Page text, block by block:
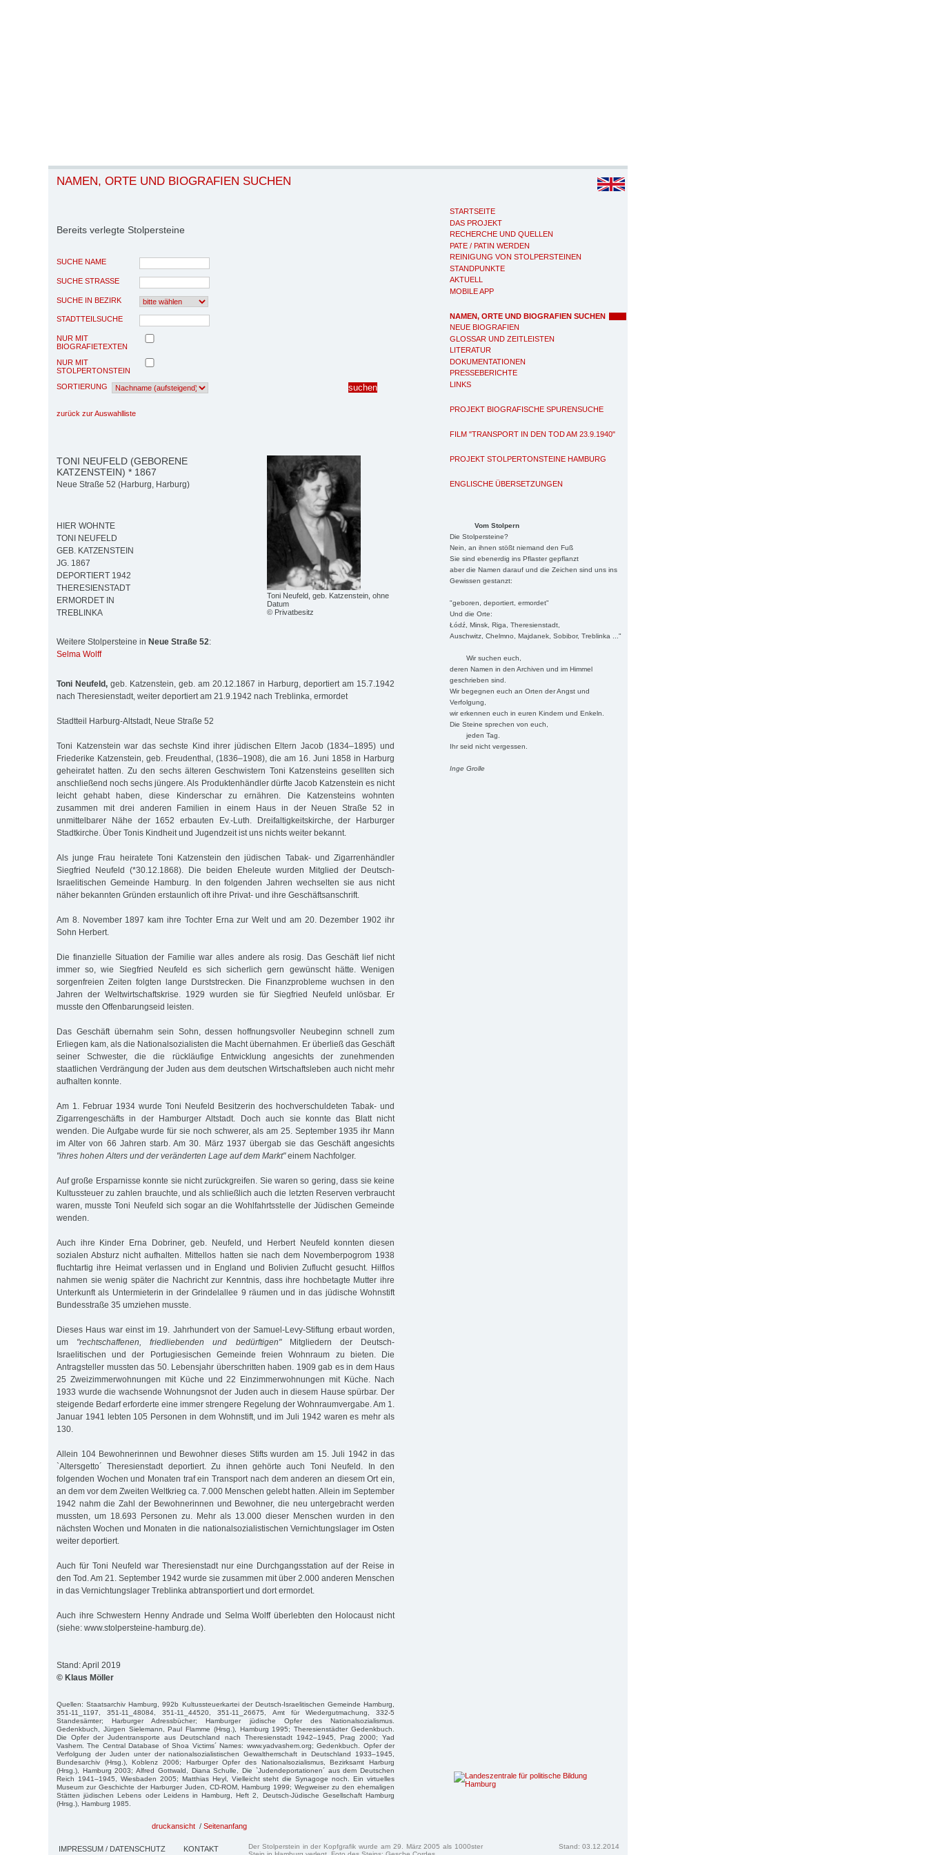
STARTSEITE
DAS PROJEKT
RECHERCHE UND QUELLEN
PATE / PATIN WERDEN
REINIGUNG VON STOLPERSTEINEN
STANDPUNKTE
AKTUELL
MOBILE APP
NAMEN, ORTE UND BIOGRAFIEN SUCHEN
NEUE BIOGRAFIEN
GLOSSAR UND ZEITLEISTEN
LITERATUR
DOKUMENTATIONEN
PRESSEBERICHTE
LINKS
PROJEKT BIOGRAFISCHE SPURENSUCHE
FILM "TRANSPORT IN DEN TOD AM 23.9.1940"
PROJEKT STOLPERTONSTEINE HAMBURG
ENGLISCHE ÜBERSETZUNGEN
Vom Stolpern
Die Stolpersteine?
Nein, an ihnen stößt niemand den Fuß
Sie sind ebenerdig ins Pflaster gepflanzt
aber die Namen darauf und die Zeichen sind uns ins
Gewissen gestanzt:
"geboren, deportiert, ermordet"
Und die Orte:
Łódź, Minsk, Riga, Theresienstadt,
Auschwitz, Chelmno, Majdanek, Sobibor, Treblinka ..."
Wir suchen euch,
deren Namen in den Archiven und im Himmel
geschrieben sind.
Wir begegnen euch an Orten der Angst und
Verfolgung,
wir erkennen euch in euren Kindern und Enkeln.
Die Steine sprechen von euch,
jeden Tag.
Ihr seid nicht vergessen.
Inge Grolle
NAMEN, ORTE UND BIOGRAFIEN SUCHEN
Bereits verlegte Stolpersteine
SUCHE NAME
SUCHE STRASSE
SUCHE IN BEZIRK
STADTTEILSUCHE
NUR MIT
BIOGRAFIETEXTEN
NUR MIT
STOLPERTONSTEIN
SORTIERUNG
zurück zur Auswahlliste
Toni Neufeld, geb. Katzenstein, ohne
Datum
© Privatbesitz
TONI NEUFELD (GEBORENE
KATZENSTEIN) * 1867
Neue Straße 52 (Harburg, Harburg)
HIER WOHNTE
TONI NEUFELD
GEB. KATZENSTEIN
JG. 1867
DEPORTIERT 1942
THERESIENSTADT
ERMORDET IN
TREBLINKA
Weitere Stolpersteine in Neue Straße 52:
Selma Wolff
Toni Neufeld, geb. Katzenstein, geb. am 20.12.1867 in Harburg, deportiert am 15.7.1942
nach Theresienstadt, weiter deportiert am 21.9.1942 nach Treblinka, ermordet
Stadtteil Harburg-Altstadt, Neue Straße 52
Toni Katzenstein war das sechste Kind ihrer jüdischen Eltern Jacob (1834–1895) und
Friederike Katzenstein, geb. Freudenthal, (1836–1908), die am 16. Juni 1858 in Harburg
geheiratet hatten. Zu den sechs älteren Geschwistern Toni Katzensteins gesellten sich
anschließend noch sechs jüngere. Als Produktenhändler dürfte Jacob Katzenstein es nicht
leicht gehabt haben, diese Kinderschar zu ernähren. Die Katzensteins wohnten
zusammen mit drei anderen Familien in einem Haus in der Neuen Straße 52 in
unmittelbarer Nähe der 1652 erbauten Ev.-Luth. Dreifaltigkeitskirche, der Harburger
Stadtkirche. Über Tonis Kindheit und Jugendzeit ist uns nichts weiter bekannt.
Als junge Frau heiratete Toni Katzenstein den jüdischen Tabak- und Zigarrenhändler
Siegfried Neufeld (*30.12.1868). Die beiden Eheleute wurden Mitglied der Deutsch-
Israelitischen Gemeinde Hamburg. In den folgenden Jahren wechselten sie aus nicht
näher bekannten Gründen erstaunlich oft ihre Privat- und ihre Geschäftsanschrift.
Am 8. November 1897 kam ihre Tochter Erna zur Welt und am 20. Dezember 1902 ihr
Sohn Herbert.
Die finanzielle Situation der Familie war alles andere als rosig. Das Geschäft lief nicht
immer so, wie Siegfried Neufeld es sich sicherlich gern gewünscht hätte. Wenigen
sorgenfreien Zeiten folgten lange Durststrecken. Die Finanzprobleme wuchsen in den
Jahren der Weltwirtschaftskrise. 1929 wurden sie für Siegfried Neufeld unlösbar. Er
musste den Offenbarungseid leisten.
Das Geschäft übernahm sein Sohn, dessen hoffnungsvoller Neubeginn schnell zum
Erliegen kam, als die Nationalsozialisten die Macht übernahmen. Er überließ das Geschäft
seiner Schwester, die die rückläufige Entwicklung angesichts der zunehmenden
staatlichen Verdrängung der Juden aus dem deutschen Wirtschaftsleben auch nicht mehr
aufhalten konnte.
Am 1. Februar 1934 wurde Toni Neufeld Besitzerin des hochverschuldeten Tabak- und
Zigarrengeschäfts in der Hamburger Altstadt. Doch auch sie konnte das Blatt nicht
wenden. Die Aufgabe wurde für sie noch schwerer, als am 25. September 1935 ihr Mann
im Alter von 66 Jahren starb. Am 30. März 1937 übergab sie das Geschäft angesichts
"ihres hohen Alters und der veränderten Lage auf dem Markt"einem Nachfolger.
Auf große Ersparnisse konnte sie nicht zurückgreifen. Sie waren so gering, dass sie keine
Kultussteuer zu zahlen brauchte, und als schließlich auch die letzten Reserven verbraucht
waren, musste Toni Neufeld sich sogar an die Wohlfahrtsstelle der Jüdischen Gemeinde
wenden.
Auch ihre Kinder Erna Dobriner, geb. Neufeld, und Herbert Neufeld konnten diesen
sozialen Absturz nicht aufhalten. Mittellos hatten sie nach dem Novemberpogrom 1938
fluchtartig ihre Heimat verlassen und in England und Bolivien Zuflucht gesucht. Hilflos
nahmen sie wenig später die Nachricht zur Kenntnis, dass ihre hochbetagte Mutter ihre
Unterkunft als Untermieterin in der Grindelallee 9 räumen und in das jüdische Wohnstift
Bundesstraße 35 umziehen musste.
Dieses Haus war einst im 19. Jahrhundert von der Samuel-Levy-Stiftung erbaut worden,
um "rechtschaffenen, friedliebenden und bedürftigen"Mitgliedern der Deutsch-
Israelitischen und der Portugiesischen Gemeinde freien Wohnraum zu bieten. Die
Antragsteller mussten das 50. Lebensjahr überschritten haben. 1909 gab es in dem Haus
25 Zweizimmerwohnungen mit Küche und 22 Einzimmerwohnungen mit Küche. Nach
1933 wurde die wachsende Wohnungsnot der Juden auch in diesem Hause spürbar. Der
steigende Bedarf erforderte eine immer strengere Regelung der Wohnraumvergabe. Am 1.
Januar 1941 lebten 105 Personen in dem Wohnstift, und im Juli 1942 waren es mehr als
130.
Allein 104 Bewohnerinnen und Bewohner dieses Stifts wurden am 15. Juli 1942 in das
`Altersgetto´ Theresienstadt deportiert. Zu ihnen gehörte auch Toni Neufeld. In den
folgenden Wochen und Monaten traf ein Transport nach dem anderen an diesem Ort ein,
an dem vor dem Zweiten Weltkrieg ca. 7.000 Menschen gelebt hatten. Allein im September
1942 nahm die Zahl der Bewohnerinnen und Bewohner, die neu untergebracht werden
mussten, um 18.693 Personen zu. Mehr als 13.000 dieser Menschen wurden in den
nächsten Wochen und Monaten in die nationalsozialistischen Vernichtungslager im Osten
weiter deportiert.
Auch für Toni Neufeld war Theresienstadt nur eine Durchgangsstation auf der Reise in
den Tod. Am 21. September 1942 wurde sie zusammen mit über 2.000 anderen Menschen
in das Vernichtungslager Treblinka abtransportiert und dort ermordet.
Auch ihre Schwestern Henny Andrade und Selma Wolff überlebten den Holocaust nicht
(siehe: www.stolpersteine-hamburg.de).
Stand: April 2019
© Klaus Möller
Quellen: Staatsarchiv Hamburg, 992b Kultussteuerkartei der Deutsch-Israelitischen Gemeinde Hamburg,
351-11_1197, 351-11_48084, 351-11_44520, 351-11_26675, Amt für Wiedergutmachung, 332-5
Standesämter; Harburger Adressbücher; Hamburger jüdische Opfer des Nationalsozialismus.
Gedenkbuch, Jürgen Sielemann, Paul Flamme (Hrsg.), Hamburg 1995; Theresienstädter Gedenkbuch.
Die Opfer der Judentransporte aus Deutschland nach Theresienstadt 1942–1945, Prag 2000; Yad
Vashem. The Central Database of Shoa Victims´ Names: www.yadvashem.org; Gedenkbuch. Opfer der
Verfolgung der Juden unter der nationalsozialistischen Gewaltherrschaft in Deutschland 1933–1945,
Bundesarchiv (Hrsg.), Koblenz 2006; Harburger Opfer des Nationalsozialismus, Bezirksamt Harburg
(Hrsg.), Hamburg 2003; Alfred Gottwald, Diana Schulle, Die `Judendeportationen´ aus dem Deutschen
Reich 1941–1945, Wiesbaden 2005; Matthias Heyl, Vielleicht steht die Synagoge noch. Ein virtuelles
Museum zur Geschichte der Harburger Juden, CD-ROM, Hamburg 1999; Wegweiser zu den ehemaligen
Stätten jüdischen Lebens oder Leidens in Hamburg, Heft 2, Deutsch-Jüdische Gesellschaft Hamburg
(Hrsg.), Hamburg 1985.
druckansicht / Seitenanfang
IMPRESSUM / DATENSCHUTZ KONTAKT
Der Stolperstein in der Kopfgrafik wurde am 29. März 2005 als 1000ster
Stand: 03.12.2014